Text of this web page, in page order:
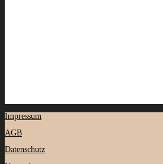
Impressum
AGB
Datenschutz